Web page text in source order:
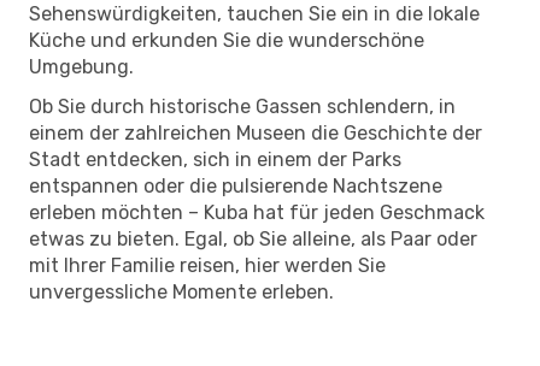
Sehenswürdigkeiten, tauchen Sie ein in die lokale
Küche und erkunden Sie die wunderschöne
Umgebung.
Ob Sie durch historische Gassen schlendern, in
einem der zahlreichen Museen die Geschichte der
Stadt entdecken, sich in einem der Parks
entspannen oder die pulsierende Nachtszene
erleben möchten – Kuba hat für jeden Geschmack
etwas zu bieten. Egal, ob Sie alleine, als Paar oder
mit Ihrer Familie reisen, hier werden Sie
unvergessliche Momente erleben.